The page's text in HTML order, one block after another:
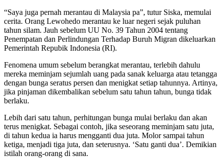
“Saya juga pernah merantau di Malaysia pa”, tutur Siska, memulai
cerita. Orang Lewohedo merantau ke luar negeri sejak puluhan
tahun silam. Jauh sebelum UU No. 39 Tahun 2004 tentang
Penempatan dan Perlindungan Terhadap Buruh Migran dikeluarkan
Pemerintah Repubik Indonesia (RI).
Fenomena umum sebelum berangkat merantau, terlebih dahulu
mereka meminjam sejumlah uang pada sanak keluarga atau tetangga
dengan bunga seratus persen dan menigkat setiap tahunnya. Artinya,
jika pinjaman dikembalikan sebelum satu tahun tahun, bunga tidak
berlaku.
Lebih dari satu tahun, perhitungan bunga mulai berlaku dan akan
terus menigkat. Sebagai contoh, jika seseorang meminjam satu juta,
di tahun kedua ia harus mengganti dua juta. Molor sampai tahun
ketiga, menjadi tiga juta, dan seterusnya. ‘Satu ganti dua’. Demikian
istilah orang-orang di sana.